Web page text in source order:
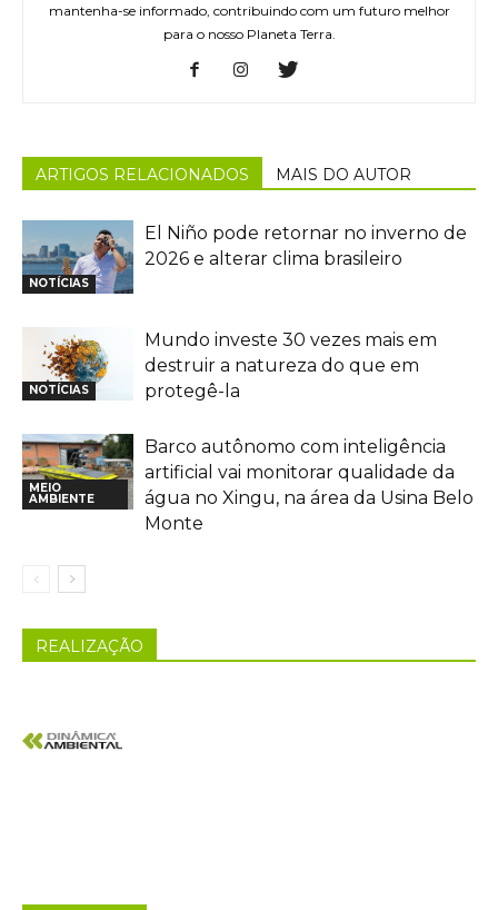
mantenha-se informado, contribuindo com um futuro melhor
para o nosso Planeta Terra.
ARTIGOS RELACIONADOS MAIS DO AUTOR
NOTÍCIAS
El Niño pode retornar no inverno de
2026 e alterar clima brasileiro
NOTÍCIAS
Mundo investe 30 vezes mais em
destruir a natureza do que em
protegê-la
MEIO
AMBIENTE
Barco autônomo com inteligência
artificial vai monitorar qualidade da
água no Xingu, na área da Usina Belo
Monte
REALIZAÇÃO